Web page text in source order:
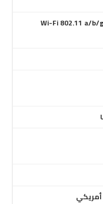
Wi-Fi 802.11 a/